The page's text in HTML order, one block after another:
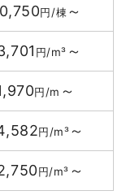
円/棟～
円/m³ ～
円/m ～
円/m³～
円/m³ ～